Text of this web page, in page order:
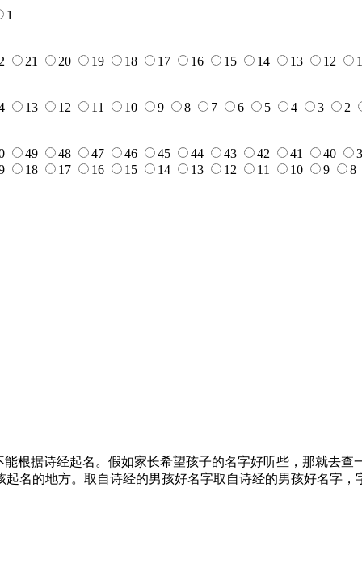
1
21 20 19 18 17 16 15 14 13 12
13 12 11 10 9 8 7 6 5 4 3 2
49 48 47 46 45 44 43 42 41 40
18 17 16 15 14 13 12 11 10 9 8
根据诗经起名。假如家长希望孩子的名字好听些，那就去
名的地方。取自诗经的男孩好名字取自诗经的男孩好名字